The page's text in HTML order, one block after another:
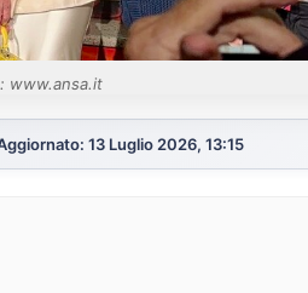
www.ansa.it
13 Luglio 2026, 13:15